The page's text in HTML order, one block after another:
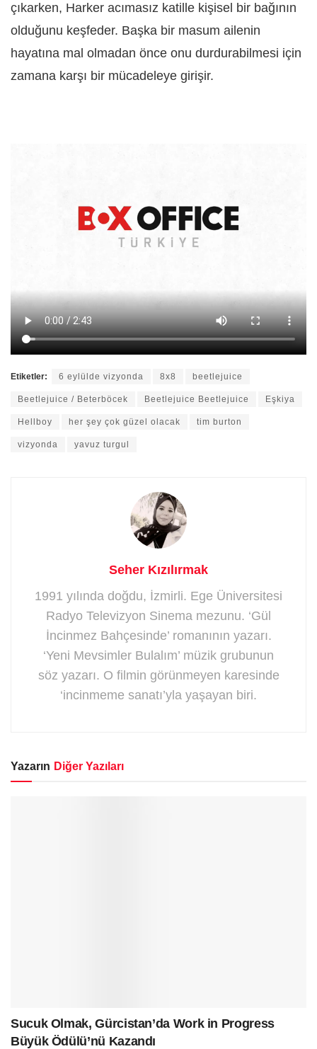
çıkarken, Harker acımasız katille kişisel bir bağının
olduğunu keşfeder. Başka bir masum ailenin
hayatına mal olmadan önce onu durdurabilmesi için
zamana karşı bir mücadeleye girişir.
Etiketler: 6 eylülde vizyonda 8x8 beetlejuice
Beetlejuice / Beterböcek Beetlejuice Beetlejuice Eşkiya
Hellboy her şey çok güzel olacak tim burton
vizyonda yavuz turgul
Seher Kızılırmak
1991 yılında doğdu, İzmirli. Ege Üniversitesi
Radyo Televizyon Sinema mezunu. ‘Gül
İncinmez Bahçesinde’ romanının yazarı.
‘Yeni Mevsimler Bulalım’ müzik grubunun
söz yazarı. O filmin görünmeyen karesinde
‘incinmeme sanatı’yla yaşayan biri.
Yazarın Diğer Yazıları
Sucuk Olmak, Gürcistan’da Work in Progress
Büyük Ödülü’nü Kazandı